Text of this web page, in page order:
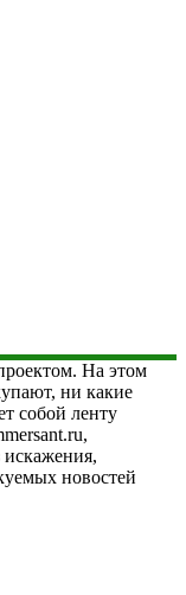
На этом
ни какие
собой ленту
новостей